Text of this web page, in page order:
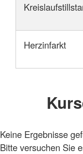
Herzinfarkt
Keine Ergebnisse
Bitte versuchen Sie